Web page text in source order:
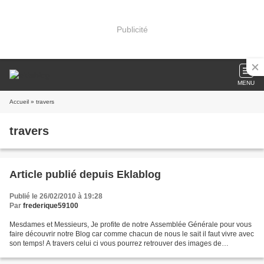
Publicité
MENU
Accueil » travers
travers
Article publié depuis Eklablog
Publié le 26/02/2010 à 19:28
Par frederique59100
Mesdames et Messieurs, Je profite de notre Assemblée Générale pour vous
faire découvrir notre Blog car comme chacun de nous le sait il faut vivre avec
son temps! A travers celui ci vous pourrez retrouver des images de